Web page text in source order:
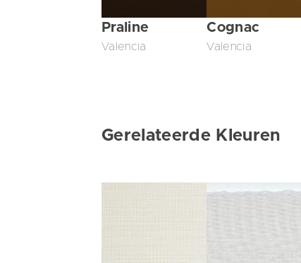
Praline
Valencia
Cognac
Valencia
Gerelateerde Kleuren